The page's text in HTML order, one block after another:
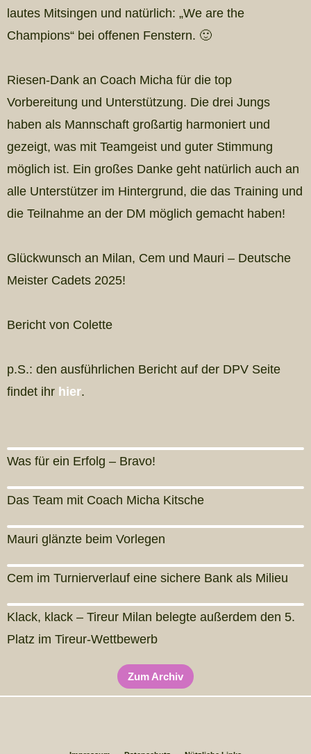
lautes Mitsingen und natürlich: „We are the
Champions“ bei offenen Fenstern. 🙂
Riesen-Dank an Coach Micha für die top
Vorbereitung und Unterstützung. Die drei Jungs
haben als Mannschaft großartig harmoniert und
gezeigt, was mit Teamgeist und guter Stimmung
möglich ist. Ein großes Danke geht natürlich auch an
alle Unterstützer im Hintergrund, die das Training und
die Teilnahme an der DM möglich gemacht haben!
Glückwunsch an Milan, Cem und Mauri – Deutsche
Meister Cadets 2025!
Bericht von Colette
p.S.: den ausführlichen Bericht auf der DPV Seite
findet ihr hier.
Was für ein Erfolg – Bravo!
Das Team mit Coach Micha Kitsche
Mauri glänzte beim Vorlegen
Cem im Turnierverlauf eine sichere Bank als Milieu
Klack, klack – Tireur Milan belegte außerdem den 5.
Platz im Tireur-Wettbewerb
Zum Archiv